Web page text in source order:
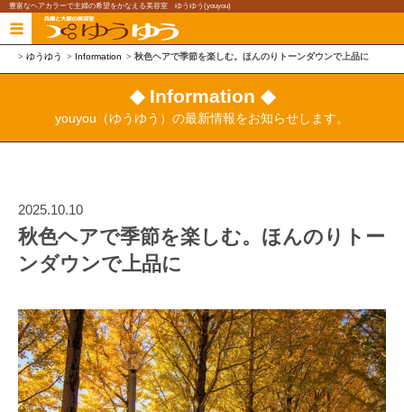
豊富なヘアカラーで主婦の希望をかなえる美容室 ゆうゆう(youyou)
ゆうゆう Information 秋色ヘアで季節を楽しむ。ほんのりトーンダウンで上品に
◆ Information ◆
youyou（ゆうゆう）の最新情報をお知らせします。
2025.10.10
秋色ヘアで季節を楽しむ。ほんのりトー
ンダウンで上品に